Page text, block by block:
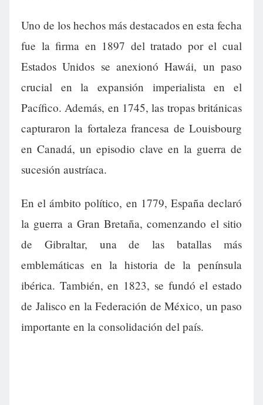
Uno de los hechos más destacados en esta fecha
fue la firma en 1897 del tratado por el cual
Estados Unidos se anexionó Hawái, un paso
crucial en la expansión imperialista en el
Pacífico. Además, en 1745, las tropas británicas
capturaron la fortaleza francesa de Louisbourg
en Canadá, un episodio clave en la guerra de
sucesión austríaca.
En el ámbito político, en 1779, España declaró
la guerra a Gran Bretaña, comenzando el sitio
de Gibraltar, una de las batallas más
emblemáticas en la historia de la península
ibérica. También, en 1823, se fundó el estado
de Jalisco en la Federación de México, un paso
importante en la consolidación del país.